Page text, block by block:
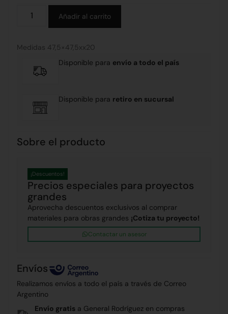
Añadir al carrito
Medidas 47,5×47,5xx20
Disponible para envío a todo el país
Disponible para retiro en sucursal
Sobre el producto
Precios especiales para proyectos
grandes
¡Descuentos!
Aprovecha descuentos exclusivos al comprar
materiales para obras grandes ¡Cotiza tu proyecto!
Contactar un asesor
Envíos
Realizamos envíos a todo el país a través de Correo
Argentino
Envío gratis a General Rodríguez en compras